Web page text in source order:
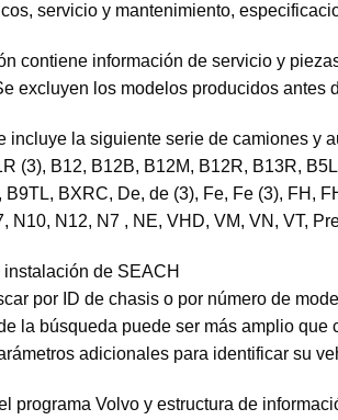
servicio y mantenimiento,
contiene información de servicio y
excluyen los modelos producidos antes
incluye la siguiente serie de camiones y
(3), B12, B12B, B12M, B12R, B13R,
B9TL, BXRC, De, de (3), Fe, Fe (3), FH,
N10, N12, N7 , NE, VHD, VM, VN, VT,
de SEACH
por ID de chasis o por número de
la búsqueda puede ser más amplio
adicionales para identificar su
programa Volvo y estructura de